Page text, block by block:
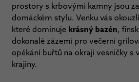
prostory s krbovými kamny jsou
domáckém stylu. Venku vás
které dominuje krásný bazén,
dokonalé zázemí pro večerní
opékání buřtů na okraji vesničky s
krajiny.